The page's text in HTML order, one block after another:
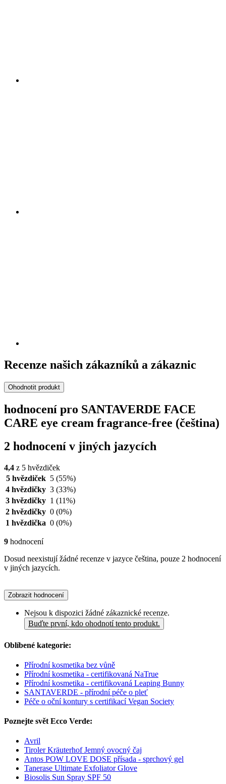
Recenze našich zákazníků a zákaznic
Ohodnotit produkt
hodnocení pro SANTAVERDE FACE
CARE eye cream fragrance-free (čeština)
2 hodnocení v jiných jazycích
4,4 z 5 hvězdiček
5 hvězdiček 5 (55%)
4 hvězdičky 3 (33%)
3 hvězdičky 1 (11%)
2 hvězdičky 0 (0%)
1 hvězdička 0 (0%)
9 hodnocení
Dosud neexistují žádné recenze v jazyce čeština, pouze 2 hodnocení
v jiných jazycích.
Zobrazit hodnocení
Nejsou k dispozici žádné zákaznické recenze.
Buďte první, kdo ohodnotí tento produkt.
Oblíbené kategorie:
Přírodní kosmetika bez vůně
Přírodní kosmetika - certifikovaná NaTrue
Přírodní kosmetika - certifikovaná Leaping Bunny
SANTAVERDE - přírodní péče o pleť
Péče o oční kontury s certifikací Vegan Society
Poznejte svět Ecco Verde:
Avril
Tiroler Kräuterhof Jemný ovocný čaj
Antos POW LOVE DOSE přísada - sprchový gel
Tanerase Ultimate Exfoliator Glove
Biosolis Sun Spray SPF 50